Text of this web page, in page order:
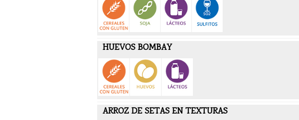
HUEVOS BOMBAY
ARROZ DE SETAS EN TEXTURAS